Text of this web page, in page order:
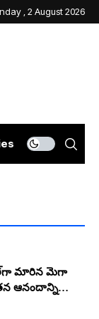
, 2 August 2026
మారిన మెగా
ఆనందాన్ని